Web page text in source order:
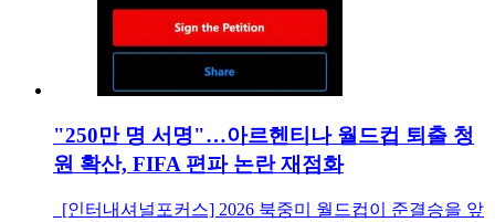
"250만 명 서명"…아르헨티나 월드컵 퇴출 청
원 확산, FIFA 편파 논란 재점화
[인터내셔널포커스] 2026 북중미 월드컵이 준결승을 앞